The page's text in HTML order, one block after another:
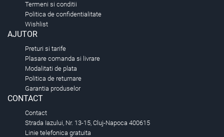
Termeni si conditii
Politica de confidentialitate
Wishlist
AJUTOR
Preturi si tarife
Plasare comanda si livrare
Modalitati de plata
Politica de returnare
Garantia produselor
CONTACT
Contact
Strada Iazului, Nr. 13-15, Cluj-Napoca 400615
Linie telefonica gratuita